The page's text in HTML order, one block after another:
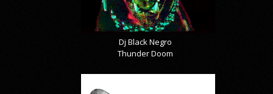
Dj Black Negro
Thunder Doom